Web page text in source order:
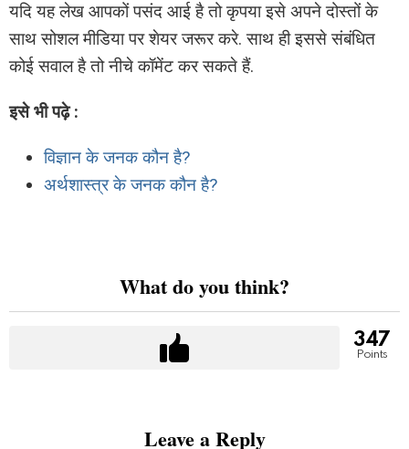
यदि यह लेख आपकों पसंद आई है तो कृपया इसे अपने दोस्तों के
साथ सोशल मीडिया पर शेयर जरूर करे. साथ ही इससे संबंधित
कोई सवाल है तो नीचे कॉमेंट कर सकते हैं.
इसे भी पढ़े :
विज्ञान के जनक कौन है?
अर्थशास्त्र के जनक कौन है?
What do you think?
347
Points
Leave a Reply